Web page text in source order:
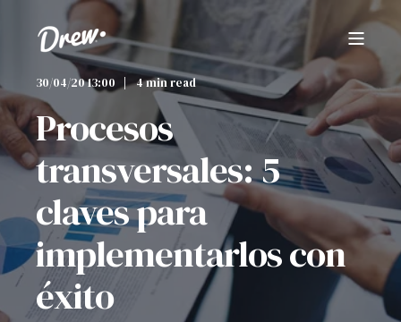
30/04/20 13:00 4 min read
Procesos
transversales: 5
claves para
implementarlos con
éxito